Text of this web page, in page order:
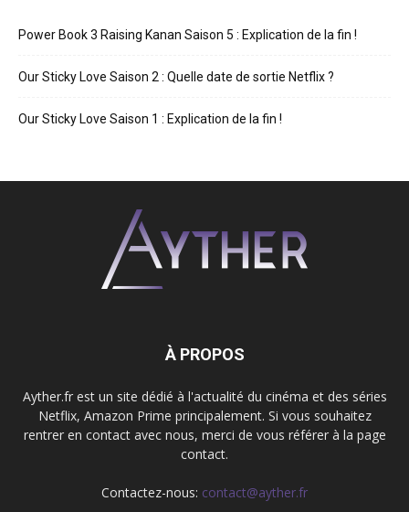
Power Book 3 Raising Kanan Saison 5 : Explication de la fin !
Our Sticky Love Saison 2 : Quelle date de sortie Netflix ?
Our Sticky Love Saison 1 : Explication de la fin !
À PROPOS
Ayther.fr est un site dédié à l'actualité du cinéma et des séries
Netflix, Amazon Prime principalement. Si vous souhaitez
rentrer en contact avec nous, merci de vous référer à la page
contact.
Contactez-nous: contact@ayther.fr